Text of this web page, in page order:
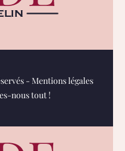
- Mentions légales
nous tout !